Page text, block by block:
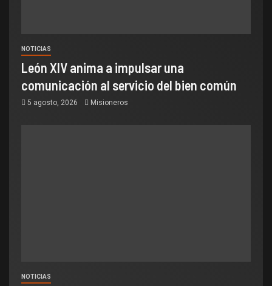
NOTICIAS
León XIV anima a impulsar una
comunicación al servicio del bien común
5 agosto, 2026 Misioneros
NOTICIAS